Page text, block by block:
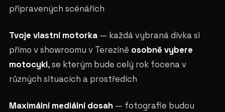
připravených scénářích
Tvoje vlastní motorka — každá vybraná dívka si
přímo v showroomu v Terezíně osobně vybere
motocykl, se kterým bude celý rok focena v
různých situacích a prostředích
Maximální mediální dosah — fotografie budou